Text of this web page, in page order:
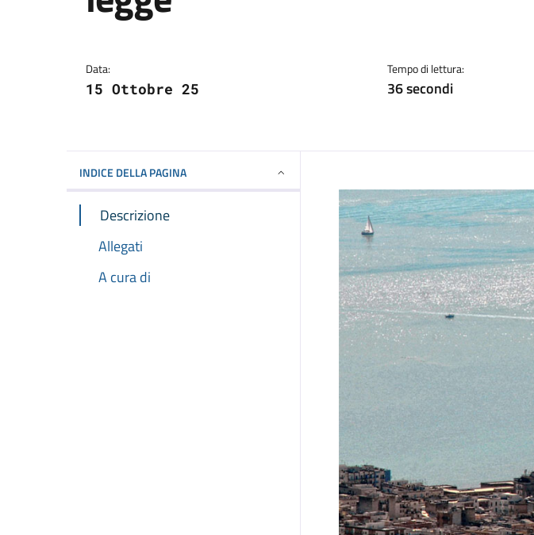
Data:
15 Ottobre 25
Tempo di lettura:
36 secondi
INDICE DELLA PAGINA
Descrizione
Allegati
A cura di